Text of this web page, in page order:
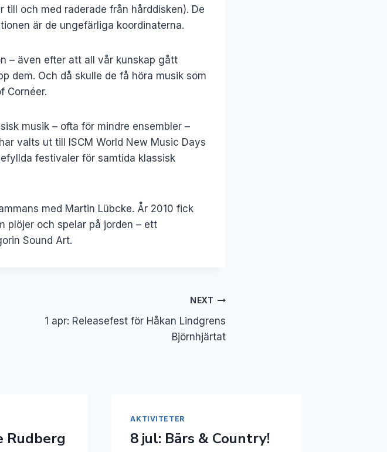
och med raderade från hårddisken). De
är de ungefärliga koordinaterna.
– även efter att all vår kunskap gått
dem. Och då skulle de få höra musik som
Cornéer.
musik – ofta för mindre ensembler –
har valts ut till ISCM World New Music Days
festivaler för samtida klassisk
med Martin Lübcke. År 2010 fick
plöjer och spelar på jorden – ett
Sound Art.
NEXT
1 apr: Releasefest för Håkan Lindgrens
Björnhjärtat
Rudberg
AKTIVITETER
8 jul: Bärs & Country!